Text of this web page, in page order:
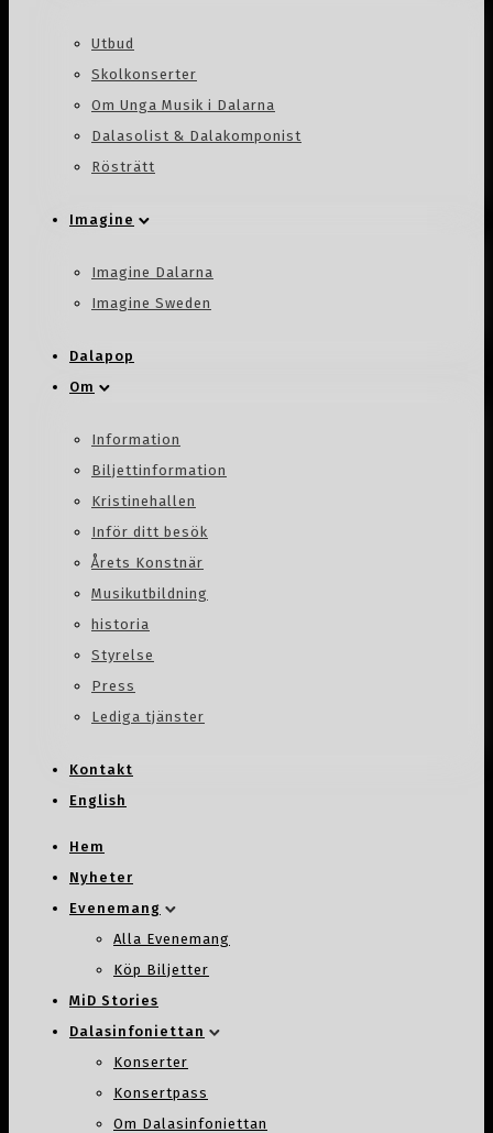
Utbud
Skolkonserter
Om Unga Musik i Dalarna
Dalasolist & Dalakomponist
Rösträtt
Imagine
Imagine Dalarna
Imagine Sweden
Dalapop
Om
Information
Biljettinformation
Kristinehallen
Inför ditt besök
Årets Konstnär
Musikutbildning
historia
Styrelse
Press
Lediga tjänster
Kontakt
English
Hem
Nyheter
Evenemang
Alla Evenemang
Köp Biljetter
MiD Stories
Dalasinfoniettan
Konserter
Konsertpass
Om Dalasinfoniettan